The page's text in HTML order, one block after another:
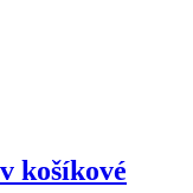
košíkové